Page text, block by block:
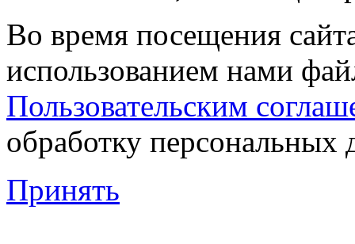
Во время посещения
использованием нами
Пользовательским
обработку персональных
Принять